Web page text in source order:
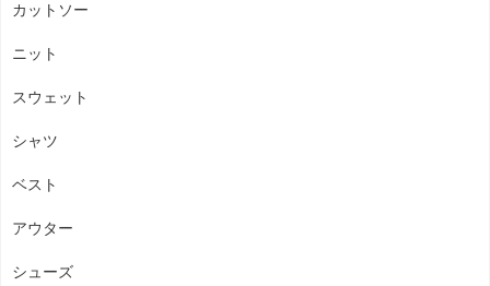
カットソー
ニット
スウェット
シャツ
ベスト
アウター
シューズ